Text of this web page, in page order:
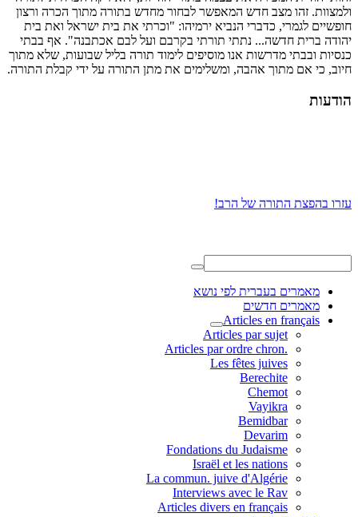
ולמצוות. זהו מצב חדש המאפשר לבחור מחדש בתורה מתוך הכרה ורצון
חופשיים לגמרי, כדברי הנביא ירמיהו: "וכרתי את בית ישראל ואת בית
יהודה ברית חדשה... נתתי תורתי בקרבם ועל לבם אכתבנה". אף בבתי
כנסיות ובבתי מדרשות אנו מוסיפים לימוד תורה בליל שבועות, שלא מתוך
חיוב, כי אם מתוך אהבה, ומשלימים את מתן התורה על ידי קבלת התורה.
הודעות
עזרו בהפצת התורה של הרב!
מאמרים בעברית לפי נושא
מאמרים חדשים
Articles en français
Articles par sujet
.Articles par ordre chron
Les fêtes juives
Berechite
Chemot
Vayikra
Bemidbar
Devarim
Fondations du Judaisme
Israël et les nations
La commun. juive d'Algérie
Interviews avec le Rav
Articles divers en français